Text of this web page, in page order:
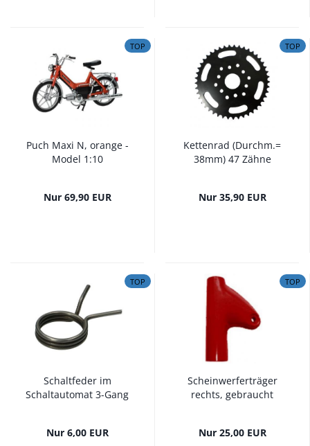
TOP
Puch Maxi N, orange -
Model 1:10
Nur 69,90 EUR
TOP
Kettenrad (Durchm.=
38mm) 47 Zähne
Nur 35,90 EUR
TOP
Schaltfeder im
Schaltautomat 3-Gang
Nur 6,00 EUR
TOP
Scheinwerferträger
rechts, gebraucht
Nur 25,00 EUR